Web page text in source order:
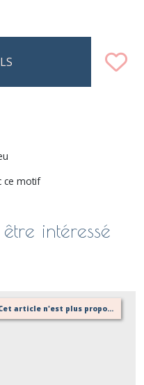
ce motif
intéressé
Cet article n'est plus proposé, retournez au menu principal ou contactez moi!